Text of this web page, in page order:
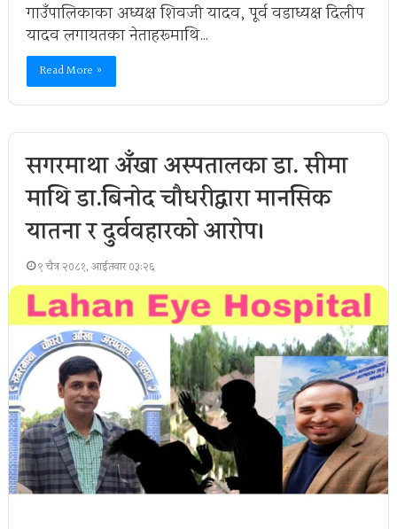
गाउँपालिकाका अध्यक्ष शिवजी यादव, पूर्व वडाध्यक्ष दिलीप
यादव लगायतका नेताहरूमाथि…
Read More »
सगरमाथा अँखा अस्पतालका डा. सीमा
माथि डा.बिनाेद चौधरीद्वारा मानसिक
यातना र दुर्ववहारको आरोप।
९ चैत्र २०८१, आईतवार ०३:२६